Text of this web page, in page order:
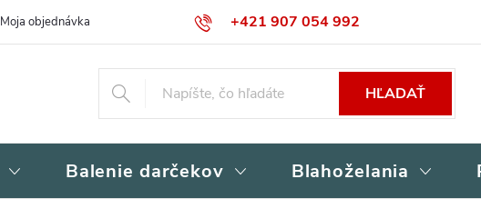
+421 907 054 992
Moja objednávka Obchodné podmienky Podmienky ochrany
HĽADAŤ
Balenie darčekov Blahoželania